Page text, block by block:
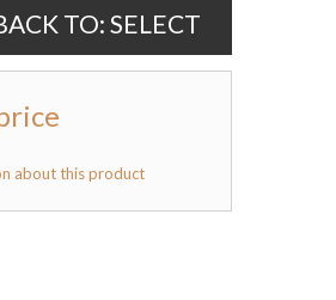
TO: SELECT
about this product